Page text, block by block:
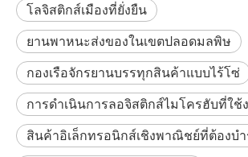
โลจิสติกส์เมืองที่ยั่งยืน
ยานพาหนะส่งของในเขตปลอดมลพิษ
กองเรือจักรยานบรรทุกสินค้าแบบไร้โซ่
การดำเนินการลอจิสติกส์ไมโครฮับที่ใช้
สินค้าอิเล็กทรอนิกส์เชิงพาณิชย์ที่ต้องบ